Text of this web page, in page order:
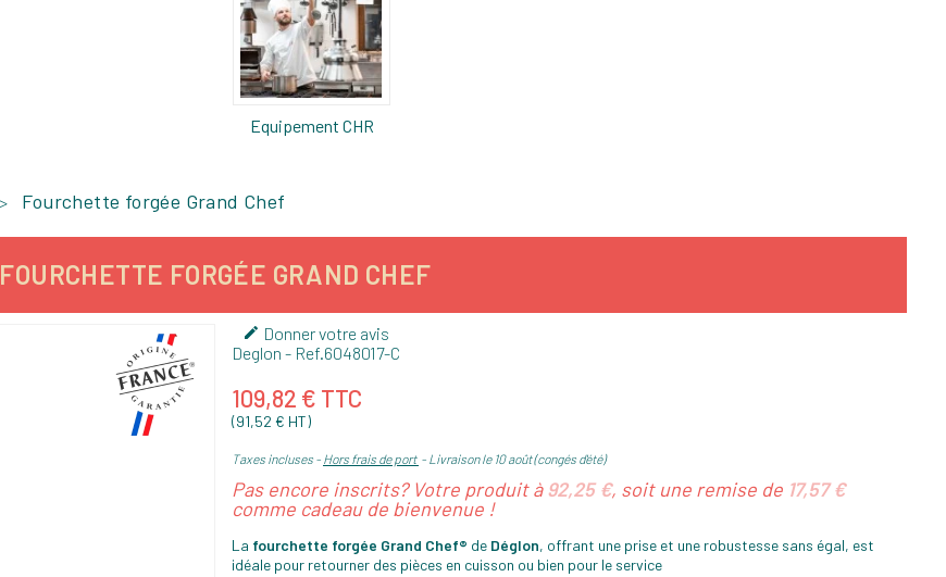
Equipement CHR
Fourchette forgée Grand Chef
FOURCHETTE FORGÉE GRAND CHEF
 Donner votre avis
Deglon - Ref.6048017-C
109,82 € TTC
(91,52 € HT)
Taxes incluses Hors frais de port Livraison le 10 août (congés d'été)
Pas encore inscrits? Votre produit à92,25 €, soit une remise de 17,57 €
comme cadeau de bienvenue !
La fourchette forgée Grand Chef® de Déglon, offrant une prise et une robustesse sans égal, est
idéale pour retourner des pièces en cuisson ou bien pour le service